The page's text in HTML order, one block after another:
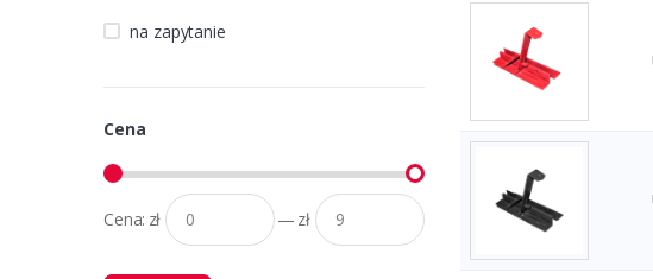
na zapytanie
Cena
Cena: zł — zł